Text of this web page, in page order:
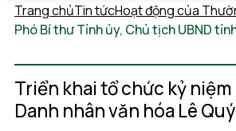
Trang chủTin tứcHoạt động của
Phó Bí thư Tỉnh ủy, Chủ tịch UBND
Triển khai tổ chức kỷ niệm
Danh nhân văn hóa Lê